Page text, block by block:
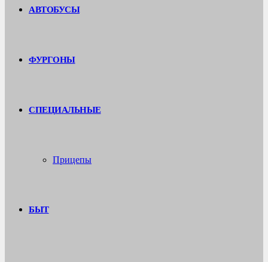
АВТОБУСЫ
ФУРГОНЫ
СПЕЦИАЛЬНЫЕ
Прицепы
БЫТ